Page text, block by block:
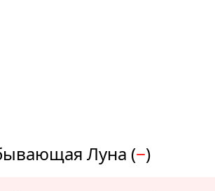
Луна (−)